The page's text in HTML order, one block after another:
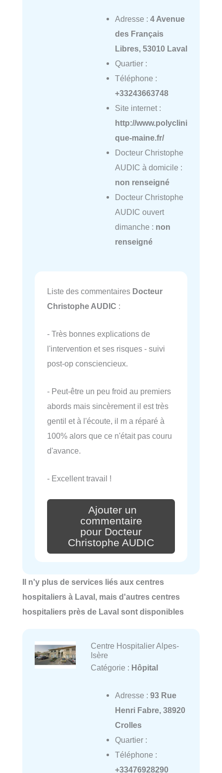
Adresse : 4 Avenue
des Français
Libres, 53010 Laval
Quartier :
Téléphone :
+33243663748
Site internet :
http://www.polyclini
que-maine.fr/
Docteur Christophe
AUDIC à domicile :
non renseigné
Docteur Christophe
AUDIC ouvert
dimanche : non
renseigné
Liste des commentaires Docteur
Christophe AUDIC :
- Très bonnes explications de
l'intervention et ses risques - suivi
post-op consciencieux.
- Peut-être un peu froid au premiers
abords mais sincèrement il est très
gentil et à l'écoute, il m a réparé à
100% alors que ce n'était pas couru
d'avance.
- Excellent travail !
Ajouter un
commentaire
pour Docteur
Christophe AUDIC
Il n'y plus de services liés aux centres
hospitaliers à Laval, mais d'autres centres
hospitaliers près de Laval sont disponibles
Centre Hospitalier Alpes-
Isère
Catégorie : Hôpital
Adresse : 93 Rue
Henri Fabre, 38920
Crolles
Quartier :
Téléphone :
+33476928290